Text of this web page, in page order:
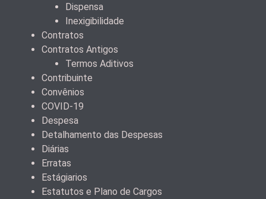
Dispensa
Inexigibilidade
Contratos
Contratos Antigos
Termos Aditivos
Contribuinte
Convênios
COVID-19
Despesa
Detalhamento das Despesas
Diárias
Erratas
Estágiarios
Estatutos e Plano de Cargos